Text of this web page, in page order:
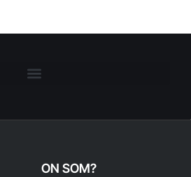
ON SOM?